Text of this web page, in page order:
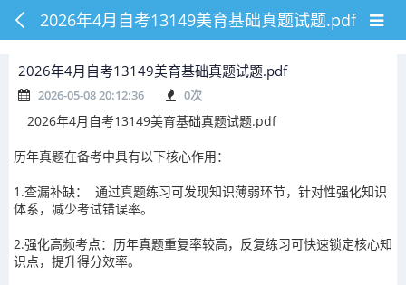
2026年4月自考13149美育基础真题试题.pdf
2026年4月自考13149美育基础真题试题.pdf
2026-05-08 20:12:36 0次
2026年4月自考13149美育基础真题试题.pdf
历年真题在备考中具有以下核心作用：
1.查漏补缺： 通过真题练习可发现知识薄弱环节，针对性强化知识
体系，减少考试错误率。
2.强化高频考点：历年真题重复率较高，反复练习可快速锁定核心知
识点，提升得分效率。